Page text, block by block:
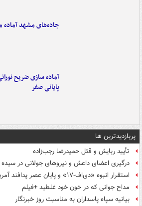
جاده‌های مشهد آماده
آماده سازی ضریح
پایانی صفر
پربازدیدترین ها
تأیید ربایش و قتل حمیدرضا رجب‌زاده
درگیری اعضای داعش و نیروهای جولانی در
استقرار انبوه «دی‌اف‑۱۷» و پایان عصر پدافند آمریکا +عکس
مداح جوانی که در خون خود غلطید +فیلم
بیانیه سپاه پاسداران به مناسبت روز خبرنگار